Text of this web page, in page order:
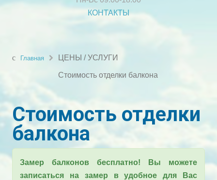
КОНТАКТЫ
Главная ЦЕНЫ / УСЛУГИ
Стоимость отделки балкона
Стоимость отделки
балкона
Замер балконов бесплатно! Вы можете
записаться на замер в удобное для Вас